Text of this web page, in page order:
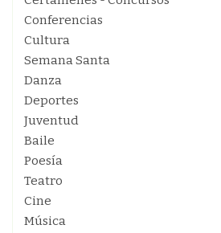
Conferencias
Cultura
Semana Santa
Danza
Deportes
Juventud
Baile
Poesía
Teatro
Cine
Música